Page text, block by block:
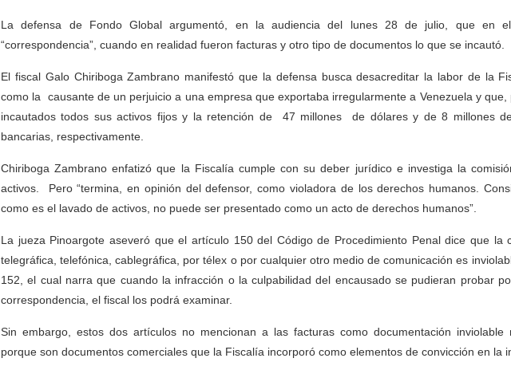
La defensa de Fondo Global argumentó, en la audiencia del lunes 28 de julio, que en
“correspondencia”, cuando en realidad fueron facturas y otro tipo de documentos lo que se incautó.
El fiscal Galo Chiriboga Zambrano manifestó que la defensa busca desacreditar la labor de la
como la causante de un perjuicio a una empresa que exportaba irregularmente a Venezuela y
incautados todos sus activos fijos y la retención de 47 millones de dólares y de 8 millones
bancarias, respectivamente.
Chiriboga Zambrano enfatizó que la Fiscalía cumple con su deber jurídico e investiga la
activos. Pero “termina, en opinión del defensor, como violadora de los derechos humanos.
como es el lavado de activos, no puede ser presentado como un acto de derechos humanos”.
La jueza Pinoargote aseveró que el artículo 150 del Código de Procedimiento Penal dice que la
telegráfica, telefónica, cablegráfica, por télex o por cualquier otro medio de comunicación es
152, el cual narra que cuando la infracción o la culpabilidad del encausado se pudieran probar
correspondencia, el fiscal los podrá examinar.
Sin embargo, estos dos artículos no mencionan a las facturas como documentación inviolable
porque son documentos comerciales que la Fiscalía incorporó como elementos de convicción en la